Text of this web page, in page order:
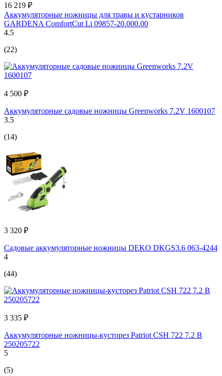
16 219 ₽
Аккумуляторные ножницы для травы и кустарников
GARDENA ComfortCut Li 09857-20.000.00
4.5
(22)
4 500 ₽
Аккумуляторные садовые ножницы Greenworks 7.2V 1600107
3.5
(14)
3 320 ₽
Садовые аккумуляторные ножницы DEKO DKGS3.6 063-4244
4
(44)
3 335 ₽
Аккумуляторные ножницы-кусторез Patriot CSH 722 7.2 В
250205722
5
(5)